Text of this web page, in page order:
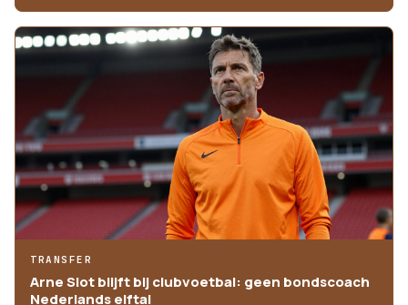
TRANSFER
Arne Slot blijft bij clubvoetbal: geen bondscoach
Nederlands elftal